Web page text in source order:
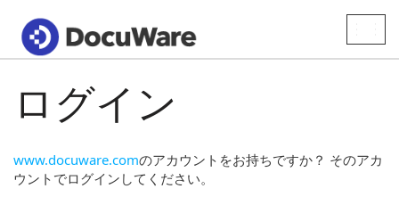
ログイン
www.docuware.comのアカウントをお持ちですか？ そのアカ
ウントでログインしてください。